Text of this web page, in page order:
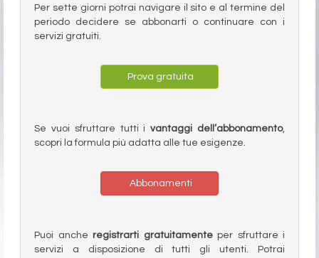
Per sette giorni potrai navigare il sito e al termine del
periodo decidere se abbonarti o continuare con i
servizi gratuiti.
Prova gratuita
Se vuoi sfruttare tutti ivantaggi dell’abbonamento,
scopri la formula più adatta alle tue esigenze.
Abbonamenti
Puoi anche registrarti gratuitamenteper sfruttare i
servizi a disposizione di tutti gli utenti. Potrai